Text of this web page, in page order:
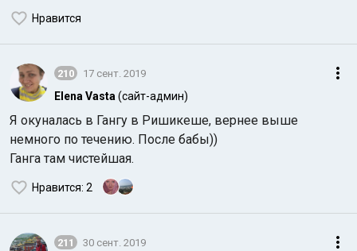
Нравится
210 17 сент. 2019
Elena Vasta (сайт-админ)
Я окуналась в Гангу в Ришикеше, вернее выше
немного по течению. После бабы))
Ганга там чистейшая.
Нравится: 2
211 30 сент. 2019